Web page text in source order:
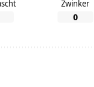
Zwinker
0